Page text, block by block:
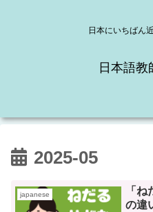
日本にいちばん
日本語教
2025-05
japanese
「
の違